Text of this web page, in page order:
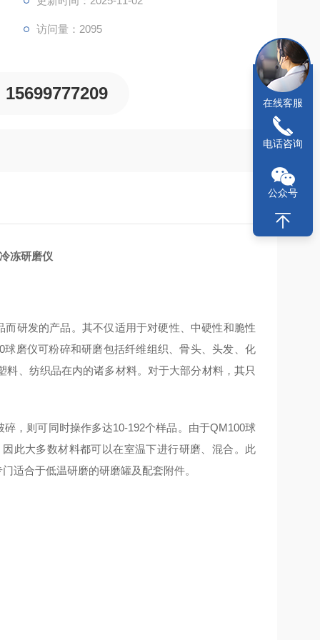
访问量：2095
15699777209
冻研磨仪
而研发的产品。其不仅适用于对硬性、中硬性和脆性
磨仪可粉碎和研磨包括纤维组织、骨头、头发、化
、纺织品在内的诸多材料。对于大部分材料，其只
，则可同时操作多达10-192个样品。由于QM100球
此大多数材料都可以在室温下进行研磨、混合。此
适合于低温研磨的研磨罐及配套附件。
在线客服
电话咨询
公众号